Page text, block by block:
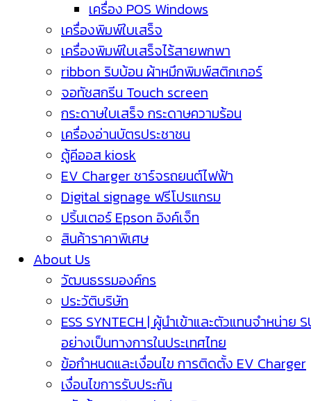
เครื่อง POS Windows
เครื่องพิมพ์ใบเสร็จ
เครื่องพิมพ์ใบเสร็จไร้สายพกพา
ribbon ริบบ้อน ผ้าหมึกพิมพ์สติกเกอร์
จอทัชสกรีน Touch screen
กระดาษใบเสร็จ กระดาษความร้อน
เครื่องอ่านบัตรประชาชน
ตู้คีออส kiosk
EV Charger ชาร์จรถยนต์ไฟฟ้า
Digital signage ฟรีโปรแกรม
ปริ้นเตอร์ Epson อิงค์เจ็ท
สินค้าราคาพิเศษ
About Us
วัฒนธรรมองค์กร
ประวัติบริษัท
ESS SYNTECH | ผู้นำเข้าและตัวแทนจำหน่าย
อย่างเป็นทางการในประเทศไทย
ข้อกำหนดและเงื่อนไข การติดตั้ง EV Charger
เงื่อนไขการรับประกัน